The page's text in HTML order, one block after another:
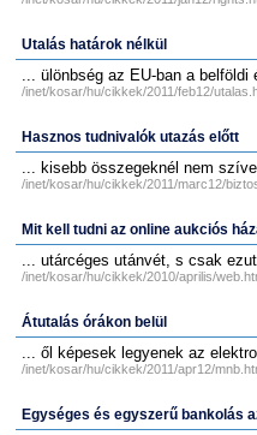
Utalás határok nélkül
... ülönbség az EU-ban a belföldi
/inet/kosar/hu/cikkek/2011/feb12/
Hasznos tudnivalók utazás előtt
... kisebb összegeknél nem
/inet/kosar/hu/cikkek/2011/marc12/
Mit kell tudni az online aukciós
... utárcéges utánvét, s csak
/inet/kosar/hu/cikkek/2010/aprilis/
Átutalás órákon belül
... ől képesek legyenek az
/inet/kosar/hu/cikkek/2011/apr12/
Egységes és egyszerű bankolás